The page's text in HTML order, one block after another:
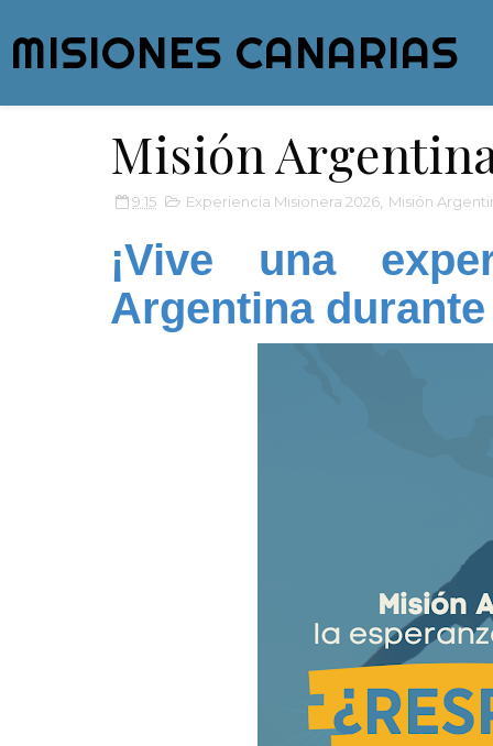
MISIONES CANARIAS
Misión
9:15 Experiencia Misionera 2026 Misión
¡Vive una
Argentina